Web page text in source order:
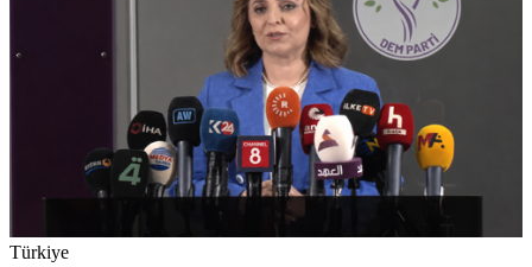
Türkiye